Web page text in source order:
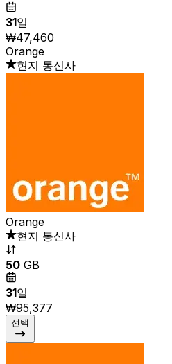
31일
₩47,460
Orange
현지 통신사
Orange
현지 통신사
50 GB
31일
₩95,377
선택